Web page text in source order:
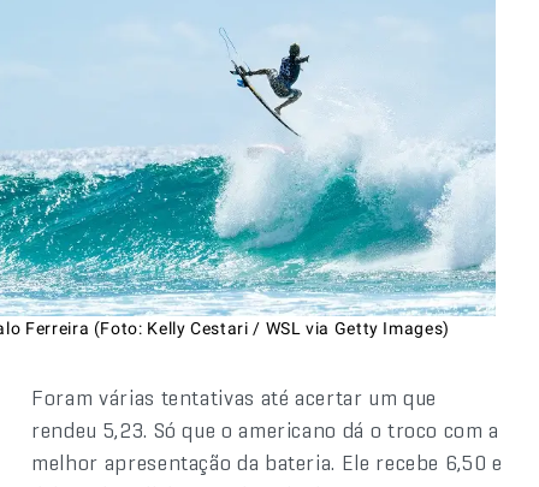
Ferreira (Foto: Kelly Cestari / WSL via Getty Images)
Foram várias tentativas até acertar um que
rendeu 5,23. Só que o americano dá o troco com a
melhor apresentação da bateria. Ele recebe 6,50 e